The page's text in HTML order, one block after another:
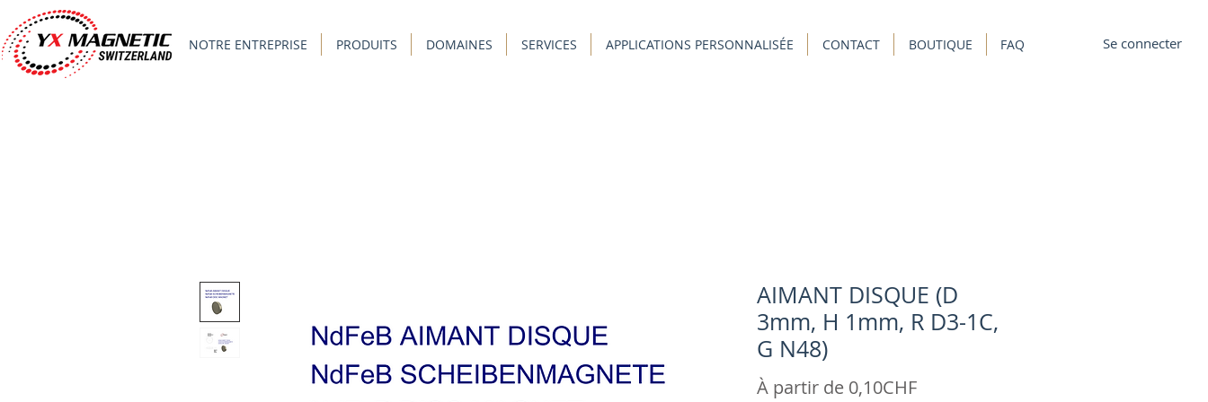
NOTRE ENTREPRISE PRODUITS DOMAINES SERVICES APPLICATIONS PERSONNALISÉE CONTACT BOUTIQUE FAQ Se connecter
AIMANT DISQUE (D
3mm, H 1mm, R D3-1C,
G N48)
À partir de 0,10CHFPrix